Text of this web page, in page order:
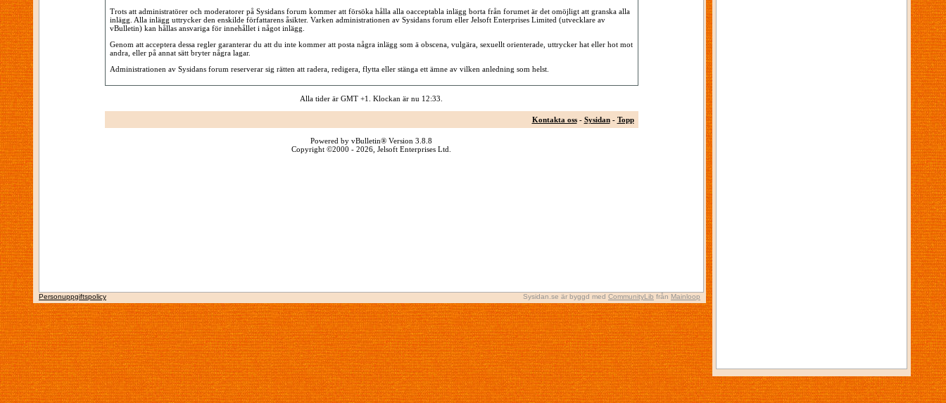
Trots att administratörer och moderatorer på Sysidans forum kommer att försöka hålla alla oacceptabla inlägg borta från forumet är det omöjligt att granska alla
inlägg. Alla inlägg uttrycker den enskilde författarens åsikter. Varken administrationen av Sysidans forum eller Jelsoft Enterprises Limited (utvecklare av
vBulletin) kan hållas ansvariga för innehållet i något inlägg.
Genom att acceptera dessa regler garanterar du att du inte kommer att posta några inlägg som ä obscena, vulgära, sexuellt orienterade, uttrycker hat eller hot mot
andra, eller på annat sätt bryter några lagar.
Administrationen av Sysidans forum reserverar sig rätten att radera, redigera, flytta eller stänga ett ämne av vilken anledning som helst.
Alla tider är GMT +1. Klockan är nu 12:33
Kontakta oss- Sysidan- Topp
Powered by vBulletin® Version 3.8.8
Copyright ©2000 - 2026, Jelsoft Enterprises Ltd.
Sysidan.se är byggd med CommunityLib från Mainloop
Personuppgiftspolicy